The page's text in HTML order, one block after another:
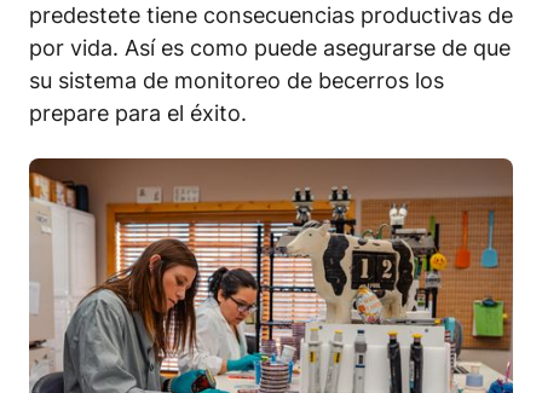
predestete tiene consecuencias productivas de
por vida. Así es como puede asegurarse de que
su sistema de monitoreo de becerros los
prepare para el éxito.